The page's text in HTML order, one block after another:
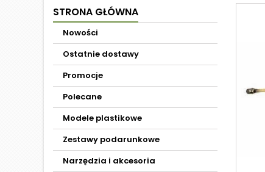
STRONA GŁÓWNA
Nowości
Ostatnie dostawy
Promocje
Polecane
Modele plastikowe
Zestawy podarunkowe
Narzędzia i akcesoria